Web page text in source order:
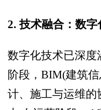
2. 技术融合：数
数字化技术已深度
阶段，BIM(建筑
计、施工与运维的